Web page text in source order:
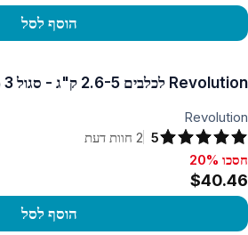
הוסף לסל
Revolution לכלבים 2.6-5 ק"ג - סגול 3 מנות
Revolution
5
2 חוות דעת
חסכו 20%, $40.46
חסכו 20%
$40.46
הוסף לסל